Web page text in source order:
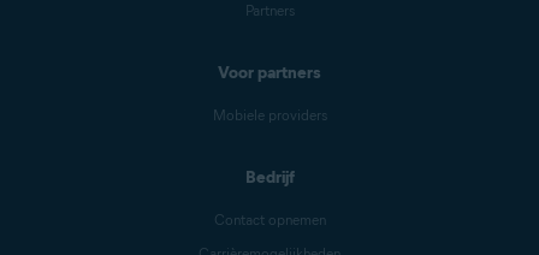
Partners
Voor partners
Mobiele providers
Bedrijf
Contact opnemen